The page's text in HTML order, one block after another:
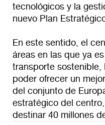
tecnológicos y la
nuevo Plan
En este sentido, el
áreas en las que ya
transporte sostenible,
poder ofrecer un
del conjunto de
estratégico del
destinar 40 millones